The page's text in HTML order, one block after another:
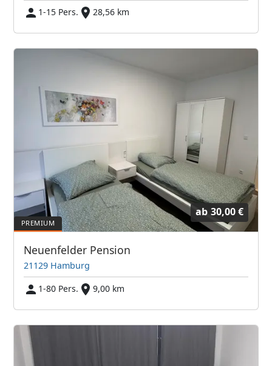
1-15 Pers.
28,56 km
ab 30,00 €
Neuenfelder Pension
21129 Hamburg
1-80 Pers.
9,00 km